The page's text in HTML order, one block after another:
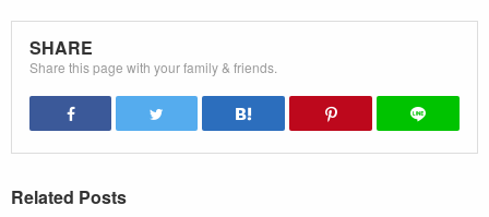
SHARE
Share this page with your family & friends.
Related Posts